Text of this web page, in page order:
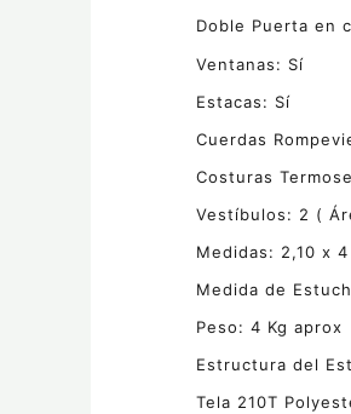
Doble Puerta en
Ventanas: Sí
Estacas: Sí
Cuerdas
Costuras
Vestíbulos: 2 (
Medidas: 2,10 x
Medida de
Peso: 4 Kg aprox
Estructura del
Tela 210T